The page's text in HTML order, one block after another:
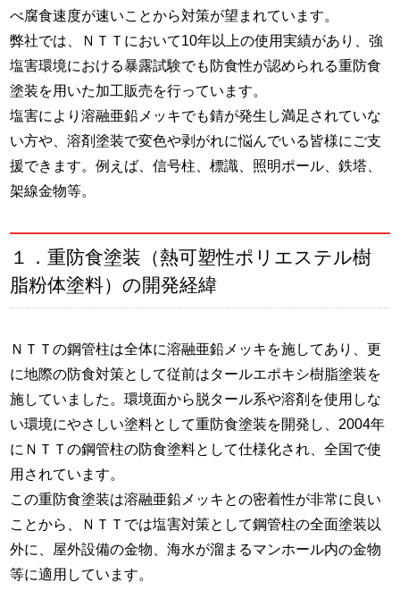
べ腐食速度が速いことから対策が望まれています。
弊社では、ＮＴＴにおいて10年以上の使用実績があり、強
塩害環境における暴露試験でも防食性が認められる重防食
塗装を用いた加工販売を行っています。
塩害により溶融亜鉛メッキでも錆が発生し満足されていな
い方や、溶剤塗装で変色や剥がれに悩んでいる皆様にご支
援できます。例えば、信号柱、標識、照明ポール、鉄塔、
架線金物等。
１．重防食塗装（熱可塑性ポリエステル樹
脂粉体塗料）の開発経緯
ＮＴＴの鋼管柱は全体に溶融亜鉛メッキを施してあり、更
に地際の防食対策として従前はタールエポキシ樹脂塗装を
施していました。環境面から脱タール系や溶剤を使用しな
い環境にやさしい塗料として重防食塗装を開発し、2004年
にＮＴＴの鋼管柱の防食塗料として仕様化され、全国で使
用されています。
この重防食塗装は溶融亜鉛メッキとの密着性が非常に良い
ことから、ＮＴＴでは塩害対策として鋼管柱の全面塗装以
外に、屋外設備の金物、海水が溜まるマンホール内の金物
等に適用しています。